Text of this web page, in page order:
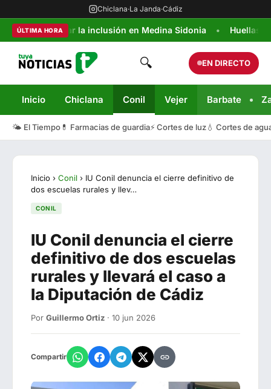
Chiclana·La Janda·Cádiz
ÚLTIMA HORA
apoyar la inclusión en Medina Sidonia Huellas
🔍 EN DIRECTO
Inicio Chiclana Conil Vejer Barbate
🌤️ El Tiempo 💊 Farmacias de guardia⚡ Cortes de luz💧 Cortes de
Inicio › Conil › IU Conil denuncia el cierre definitivo de
dos escuelas rurales y llev…
CONIL
IU Conil denuncia el cierre
definitivo de dos escuelas
rurales y llevará el caso a
la Diputación de Cádiz
Por Guillermo Ortiz · 10 jun 2026
Compartir